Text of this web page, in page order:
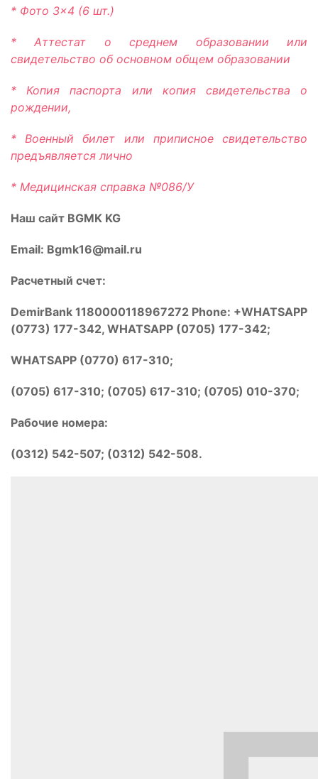
* Фото 3×4 (6 шт.)
* Аттестат о среднем образовании или
свидетельство об основном общем образовании
* Копия паспорта или копия свидетельства о
рождении,
* Военный билет или приписное свидетельство
предъявляется лично
* Медицинская справка №086/У
Наш сайт BGMK KG
Email: Bgmk16@mail.ru
Расчетный счет:
DemirBank 1180000118967272 Phone: +WHATSAPP
(0773) 177-342, WHATSAPP (0705) 177-342;
WHATSAPP (0770) 617-310;
(0705) 617-310; (0705) 617-310; (0705) 010-370;
Рабочие номера:
(0312) 542-507; (0312) 542-508.